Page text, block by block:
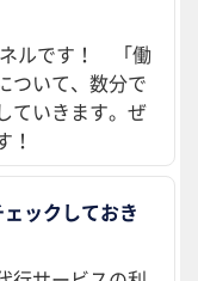
ネルです！ 「働
ついて、数分で
ていきます。ぜ
！
ックしておき